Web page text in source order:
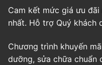
Cam kết mức giá ưu
nhất. Hỗ trợ Quý khách
Chương trình khuyến
dưỡng, sửa chữa chuẩn